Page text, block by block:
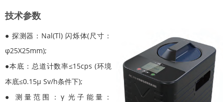
技术参数
● 探测器：Nal(Tl) 闪烁体(尺寸：
φ25X25mm);
●本底：总道计数率≤15cps (环境
本底≤0.15μ Sv/h条件下);
● 测量范围：γ 光子能量：